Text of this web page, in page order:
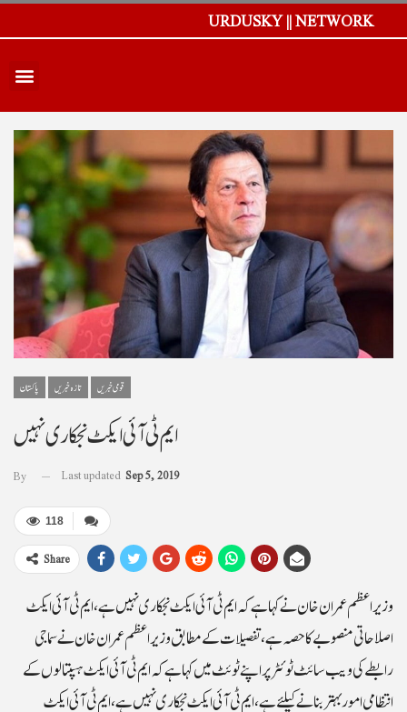
URDUSKY || NETWORK
پاکستان تازہ خبریں قومی خبریں
ایم ٹی آئی ایکٹ نجکاری نہیں
By Last updated Sep 5, 2019
118
Share
وزیراعظم عمران خان نے کہاہے کہ ایم ٹی آئی ایکٹ نجکاری نہیں ہے،ایم ٹی آئی ایکٹ
اصلاحاتی منصوبے کاحصہ ہے، تفصیلات کے مطابق وزیراعظم عمران خان نے سماجی
رابطے کی ویب سائٹ ٹوئٹر پر اپنے ٹوئٹ میں کہا ہے کہ ایم ٹی آئی ایکٹ ہسپتالوں کے
انتظامی امور بہتر بنانے کیلئے ہے،ایم ٹی آئی ایکٹ نجکاری نہیں ہے،ایم ٹی آئی ایکٹ